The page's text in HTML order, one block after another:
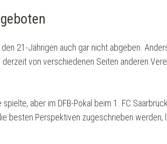
21-Jährigen auch gar nicht abgeben.
derzeit von verschiedenen Seiten anderen
aber im DFB-Pokal beim 1. FC
besten Perspektiven zugeschrieben werden,